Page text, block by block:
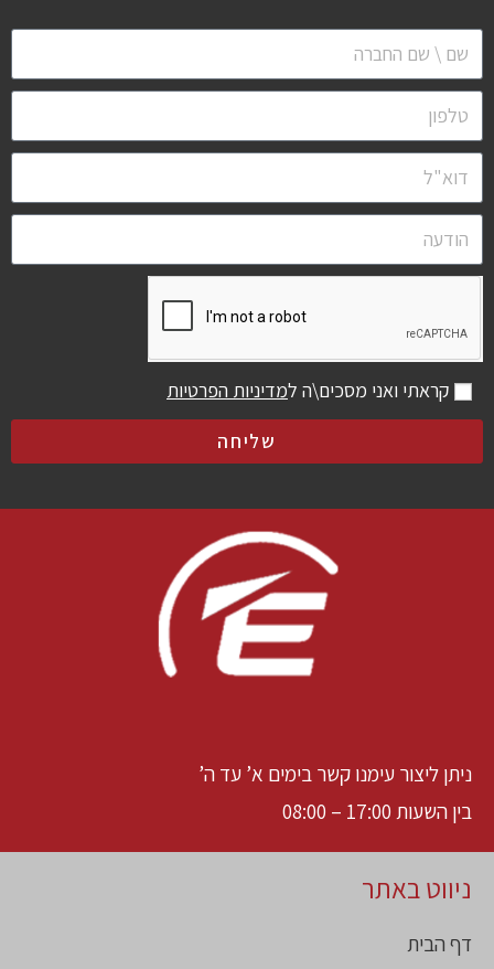
קראתי ואני מסכים\ה למדיניות הפרטיות
שליחה
ניתן ליצור עימנו קשר בימים א’ עד ה’
בין השעות 17:00 – 08:00
ניווט באתר
דף הבית